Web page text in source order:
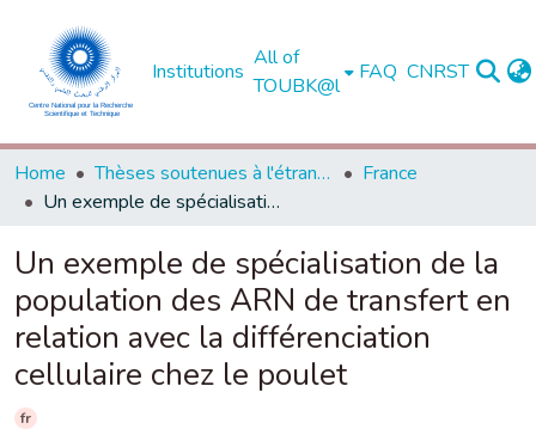
Institutions
All of
TOUBK@l
FAQ CNRST
Home Thèses soutenues à l'étranger
France
Un exemple de spécialisation de la population des ARN de transfert en relation avec la différenciation cellulaire chez le poulet
Un exemple de spécialisation de la
population des ARN de transfert en
relation avec la différenciation
cellulaire chez le poulet
fr